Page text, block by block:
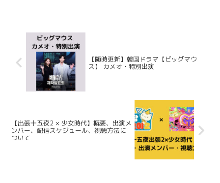
【随時更新】韓国ドラマ【ビッグマウ
ス】 カメオ・特別出演
【出張十五夜2 × 少女時代】概要、出演メ
ンバー、配信スケジュール、視聴方法に
ついて